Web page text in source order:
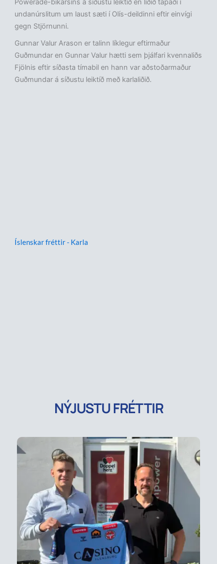
Powerade-bikarsins á síðustu leiktíð en liðið tapaði í
undanúrslitum um laust sæti í Olís-deildinni eftir einvígi
gegn Stjörnunni.
Gunnar Valur Arason er talinn líklegur eftirmaður
Guðmundar en Gunnar Valur hætti sem þjálfari kvennaliðs
Fjölnis eftir síðasta tímabil en hann var aðstoðarmaður
Guðmundar á síðustu leiktíð með karlaliðið.
Íslenskar fréttir - Karla
NÝJUSTU FRÉTTIR